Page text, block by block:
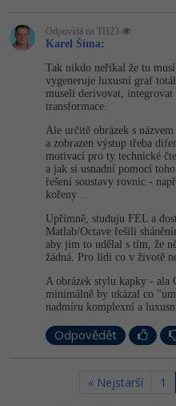
Odpovídá na TH23
Karel Šíma:
Tak nikdo neříkal že tu
vygeneruje luxusní graf
museli derivovat, integrovat
transformace.
Ale určitě obrázek s
a zobrazen výstup třeba
motivací pro ty technické
a jak si usnadní pomocí
řešení soustavy rovnic -
kořeny ...
Upřímně, studuju FEL a
Matlab/Octave řešili
aby jim to udělal s tím, že
žádná. Pro lidi co v životě
A obrázek stylu kapky -
minimálně by ukázal co
nadmíru komplexní a
Odpovědět
« Nejstarší 1